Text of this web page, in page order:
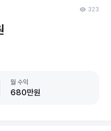
월 수익
680만원
323